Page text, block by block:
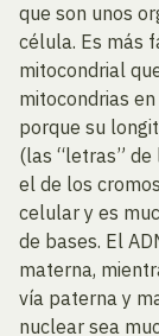
que son unos
célula. Es más
mitocondrial
mitocondrias
porque su
(las “letras” de
el de los
celular y es
de bases. El
materna,
vía paterna y
nuclear sea